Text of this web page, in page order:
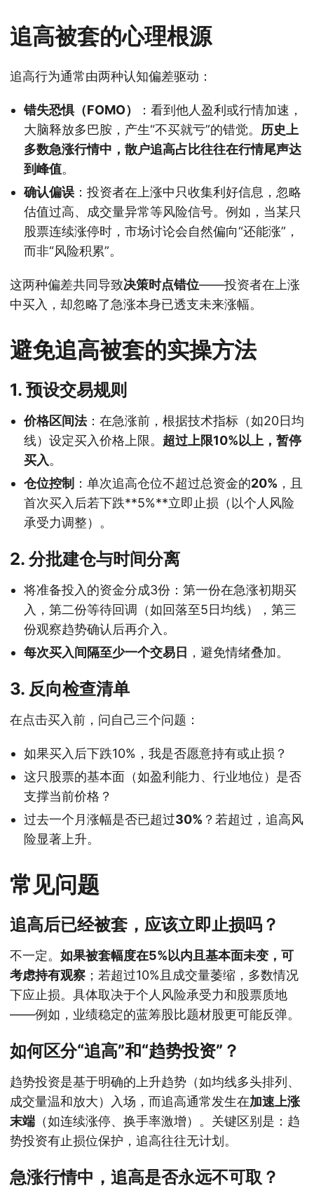
追高被套的心理根源
追高行为通常由两种认知偏差驱动：
错失恐惧（FOMO）
：看到他人盈利或行情加速，
大脑释放多巴胺，产生“不买就亏”的错觉。 历史上
多数急涨行情中，散户追高占比往往在行情尾声达
到峰值。
确认偏误 ：投资者在上涨中只收集利好信息，忽略
估值过高、成交量异常等风险信号。例如，当某只
股票连续涨停时，市场讨论会自然偏向“还能涨”，
而非“风险积累”。
这两种偏差共同导致决策时点错位——投资者在上涨
中买入，却忽略了急涨本身已透支未来涨幅。
避免追高被套的实操方法
1. 预设交易规则
价格区间法：在急涨前，根据技术指标（如20日均
线）设定买入价格上限。 超过上限10%以上，暂停
买入。
仓位控制 ：单次追高仓位不超过总资金的20% ，且
首次买入后若下跌**5%**立即止损（以个人风险
承受力调整）。
2. 分批建仓与时间分离
将准备投入的资金分成3份：第一份在急涨初期买
入，第二份等待回调（如回落至5日均线），第三
份观察趋势确认后再介入。
每次买入间隔至少一个交易日 ，避免情绪叠加。
3. 反向检查清单
在点击买入前，问自己三个问题：
如果买入后下跌10%，我是否愿意持有或止损？
这只股票的基本面（如盈利能力、行业地位）是否
支撑当前价格？
过去一个月涨幅是否已超过30% ？若超过，追高风
险显著上升。
常见问题
追高后已经被套，应该立即止损吗？
不一定。 如果被套幅度在5%以内且基本面未变，可
考虑持有观察 ；若超过10%且成交量萎缩，多数情况
下应止损。具体取决于个人风险承受力和股票质地
——例如，业绩稳定的蓝筹股比题材股更可能反弹。
如何区分“追高”和“趋势投资”？
趋势投资是基于明确的上升趋势（如均线多头排列、
成交量温和放大）入场，而追高通常发生在加速上涨
末端 （如连续涨停、换手率激增）。关键区别是：趋
势投资有止损位保护，追高往往无计划。
急涨行情中，追高是否永远不可取？